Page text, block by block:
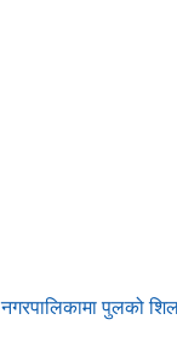
नगरपालिकामा पुलको